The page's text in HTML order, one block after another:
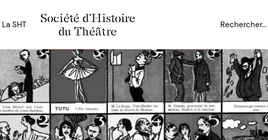
Société d'Histoire
du Théâtre
La SHT